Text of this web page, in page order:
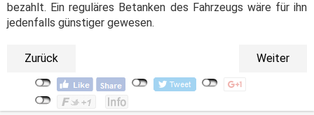
bezahlt. Ein reguläres Betanken des Fahrzeugs wäre für ihn
jedenfalls günstiger gewesen.
Zurück Weiter